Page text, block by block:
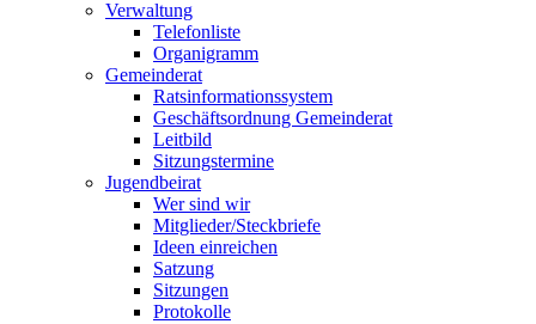
Verwaltung
Telefonliste
Organigramm
Gemeinderat
Ratsinformationssystem
Geschäftsordnung Gemeinderat
Leitbild
Sitzungstermine
Jugendbeirat
Wer sind wir
Mitglieder/Steckbriefe
Ideen einreichen
Satzung
Sitzungen
Protokolle